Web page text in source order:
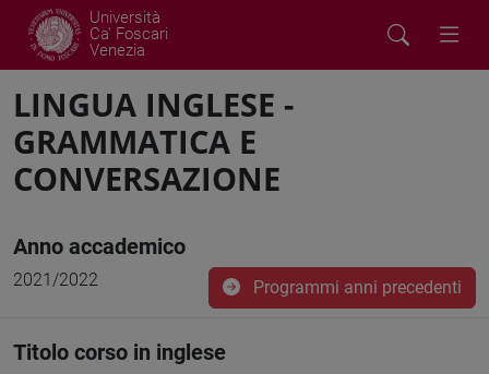
Università
Ca' Foscari
Venezia
LINGUA INGLESE -
GRAMMATICA E
CONVERSAZIONE
Anno accademico
2021/2022 Programmi anni precedenti
Titolo corso in inglese